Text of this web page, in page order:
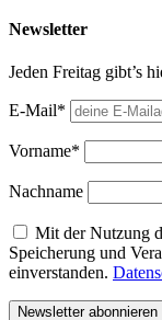
Newsletter
Jeden Freitag gibt’s
E-Mail*
Vorname*
Nachname
Mit der Nutzung
Speicherung und
einverstanden.